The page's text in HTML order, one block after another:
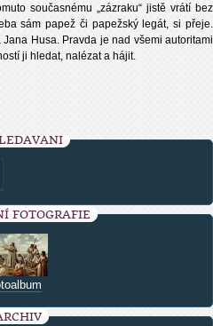
současnému „zázraku“ jistě vrátí bez
sám papež či papežský legát, si přeje.
Husa. Pravda je nad všemi autoritami
ji hledat, nalézat a hájit.
FOTOGRAFIE